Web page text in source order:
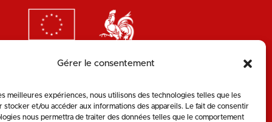
Gérer le consentement
meilleures expériences, nous utilisons des technologies telles que les
stocker et/ou accéder aux informations des appareils. Le fait de consentir
nous permettra de traiter des données telles que le comportement